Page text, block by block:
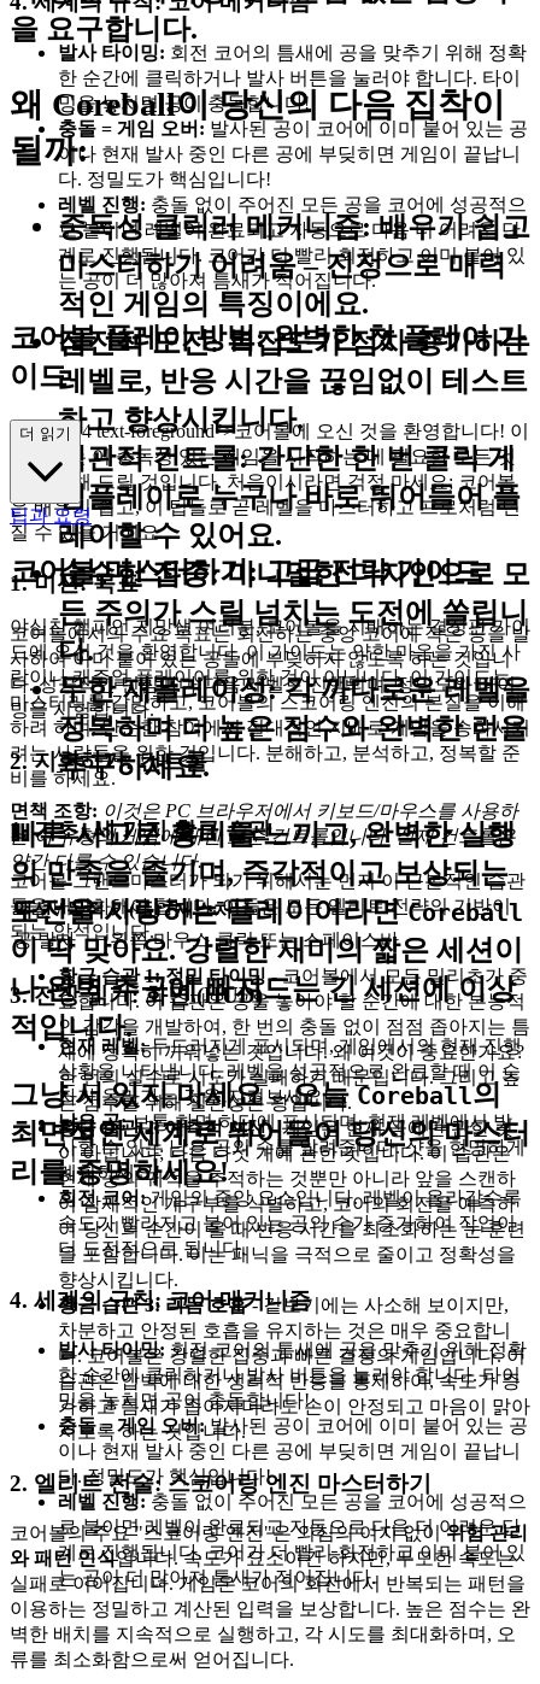
을 요구합니다.
왜 Coreball이 당신의 다음 집착이
될까:
중독성 클릭러 메커니즘: 배우기 쉽고
마스터하기 어려움 – 진정으로 매력
적인 게임의 특징이에요.
점진적 도전: 복잡도가 점차 증가하는
레벨로, 반응 시간을 끊임없이 테스트
하고 향상시킵니다.
직관적 컨트롤: 간단한 한 번 클릭 게
임플레이로 누구나 바로 뛰어들어 플
레이할 수 있어요.
순수한 집중: 미니멀한 디자인으로 모
든 주의가 스릴 넘치는 도전에 쏠립니
다.
무한 재플레이성: 각 까다로운 레벨을
정복하며 더 높은 점수와 완벽한 런을
추구하세요.
빠른 사고로 흥미를 느끼고, 완벽한 실행
의 만족을 즐기며, 즉각적이고 보상되는
도전을 사랑하는 플레이어라면Coreball
이 딱 맞아요. 강렬한 재미의 짧은 세션이
나 완벽 추구에 빠져드는 긴 세션에 이상
적입니다.
그냥 서 있지 마세요 – 오늘Coreball의
최면적인 세계로 뛰어들어 당신의 마스터
리를 증명하세요!
발사 타이밍: 회전 코어의 틈새에 공을 맞추기 위해 정확
한 순간에 클릭하거나 발사 버튼을 눌러야 합니다. 타이
밍을 놓치면 공이 충돌합니다!
충돌 = 게임 오버: 발사된 공이 코어에 이미 붙어 있는 공
이나 현재 발사 중인 다른 공에 부딪히면 게임이 끝납니
다. 정밀도가 핵심입니다!
레벨 진행: 충돌 없이 주어진 모든 공을 코어에 성공적으
로 붙이면 레벨이 완료되고 자동으로 다음 더 어려운 단
계로 진행됩니다. 코어가 더 빨리 회전하고 이미 붙어 있
는 공이 더 많아져 틈새가 적어집니다.
코어볼 플레이 방법: 완벽한 첫 플레이 가
이드
ass="mb-4 text-foreground">코어볼에 오신 것을 환영합니다! 이
가이드는 이 중독성 있는 게임을 시작하는 데 필요한 모든 것
을 안내해 드릴 것입니다. 처음이시라면 걱정 마세요; 코어볼
은 배우기 쉽고, 이 팁들로 곧 레벨을 마스터하고 프로처럼 던
질 수 있을 거예요.
1. 미션: 목표
코어볼에서의 주요 목표는 회전하는 중앙 코어에 작은 공을 발
사하여 이미 붙어 있는 공들에 부딪히지 않도록 하는 것입니
다. 성공적인 던짐마다 다음 레벨로 진행되며, 정밀도와 타이
밍을 시험합니다.
2. 지휘하기: 컨트롤
면책 조항: 이것은 PC 브라우저에서 키보드/마우스를 사용하
는 이 유형의 게임에 대한 표준 컨트롤입니다. 실제 컨트롤은
약간 다를 수 있습니다.
액션 / 목적 키(들) / 제스처
공 발사
왼쪽 마우스 클릭 또는 스페이스바
3. 전장 읽기: 화면 (HUD)
현재 레벨:두드러지게 표시되며, 게임에서의 현재 진행
상황을 나타냅니다. 레벨을 성공적으로 완료할 때 이 숫
자가 올라가는 것을 지켜보세요!
남은 공:보통 화면 하단에 표시되며, 현재 레벨에서 발
사할 수 있는 남은 공의 수를 알려줍니다. 샷을 현명하게
계획하세요!
회전 코어:게임의 중앙 요소입니다. 레벨이 올라갈수록
속도가 빨라지고 붙어 있는 공의 수가 증가하여 작업이
더 도전적으로 됩니다.
4. 세계의 규칙: 코어 메커니즘
발사 타이밍: 회전 코어의 틈새에 공을 맞추기 위해 정확
한 순간에 클릭하거나 발사 버튼을 눌러야 합니다. 타이
밍을 놓치면 공이 충돌합니다!
충돌 = 게임 오버:발사된 공이 코어에 이미 붙어 있는 공
이나 현재 발사 중인 다른 공에 부딪히면 게임이 끝납니
다. 정밀도가 핵심입니다!
레벨 진행:충돌 없이 주어진 모든 공을 코어에 성공적으
로 붙이면 레벨이 완료되고 자동으로 다음 더 어려운 단
계로 진행됩니다. 코어가 더 빨리 회전하고 이미 붙어 있
는 공이 더 많아져 틈새가 적어집니다.
더 읽기
팁과 요령
코어볼 마스터하기: 고급 전략 가이드
야심찬 챔피언 지망생 여러분, 코어볼을 지배하는 결정판 가이
드에 오신 것을 환영합니다. 이 가이드는 약한 마음을 가진 사
람이나 캐주얼 플레이어를 위한 것이 아닙니다. 이 가이드는
마스터리를 갈망하고, 코어볼의 스코어링 엔진의 본질을 이해
하려 하며, 단순한 참여에서 절대적인 지배로 게임을 승화시키
려는 사람들을 위한 것입니다. 분해하고, 분석하고, 정복할 준
비를 하세요.
1. 기초: 세 가지 황금 습관
코어볼 그랜드마스터가 되기 위해서는 먼저 이 근본적인 습관
들을 내면화해야 합니다. 이들은 모든 엘리트 전략의 기반이
되는 암석입니다.
황금 습관 1: 정밀 타이밍- 코어볼에서 모든 밀리초가 중
요합니다. 이 습관은 공을 놓아야 할 순간에 대한 본능적
인 감각을 개발하여, 한 번의 충돌 없이 점점 좁아지는 틈
새에 정확히 끼워넣는 것입니다. 왜 이것이 중요한가요?
한 번의 실수로 시도가 실패하기 때문입니다. 그리고 높
은 점수를 위해 일관성은 왕입니다.
황금 습관 2: 예측적 시선- 게임은 현재 공에만 관한 것
이 아닙니다; 다음 다섯 개에 관한 것입니다. 이 습관은
현재 공의 궤적을 추적하는 것뿐만 아니라 앞을 스캔하
여 잠재적인 개구부를 식별하고, 코어의 회전을 예측하
여 당신의 순간이 올 때 반응 시간을 최소화하는 눈 훈련
을 포함합니다. 이는 패닉을 극적으로 줄이고 정확성을
향상시킵니다.
황금 습관 3: 리듬 호흡- 겉보기에는 사소해 보이지만,
차분하고 안정된 호흡을 유지하는 것은 매우 중요합니
다. 코어볼은 강렬한 집중과 빠른 결정의 게임입니다. 이
습관은 압박에 대한 생리적 반응을 통제하여, 속도가 증
가하고 틈새가 좁아지더라도 손이 안정되고 마음이 맑아
지도록 하는 것입니다.
2. 엘리트 전술: 스코어링 엔진 마스터하기
코어볼의 주요 "스코어링 엔진"은 의심의 여지 없이위험 관리
와 패턴 인식입니다. 속도가 요소이긴 하지만, 무모한 속도는
실패로 이어집니다. 게임은 코어의 회전에서 반복되는 패턴을
이용하는 정밀하고 계산된 입력을 보상합니다. 높은 점수는 완
벽한 배치를 지속적으로 실행하고, 각 시도를 최대화하며, 오
류를 최소화함으로써 얻어집니다.